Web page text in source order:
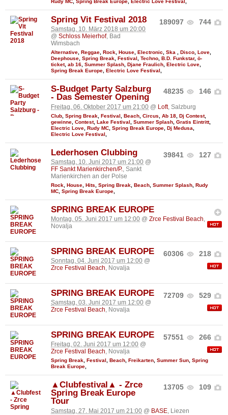
Rudy MC Spring Break Europe Electric Love Festival
189097 744
Spring Vit Festival 2018
Samstag, 10. März 2018 um 20:00
@ Schloss Meierhof, Bad
Wimsbach
Alternative Reggae Rock House Electronic Ska Disco Love
Deephouse Spring Break Festival Techno B.D. Funkstar, ö-
ticket, ab 16 Summer Splash Djane Fraulich Electric Love
Spring Break Europe Electric Love Festival
48235 146
S-Budget Party Salzburg
- Das Semester Opening
Freitag, 06. Oktober 2017 um 21:00 @ Loft, Salzburg
Club Spring Break Festival Beach Circus Ab 18 Dj Contest,
gewinne Contest, Lake Festival Summer Splash Gratis Eintritt,
Electric Love Rudy MC Spring Break Europe Dj Medusa
Electric Love Festival
39841 127
Lederhosen Clubbing
Samstag, 10. Juni 2017 um 21:00 @
FF Sankt Marienkirchen/P., Sankt
Marienkirchen an der Polse
Rock House Hits Spring Break Beach Summer Splash Rudy
MC Spring Break Europe
SPRING BREAK EUROPE
Montag, 05. Juni 2017 um 12:00 @ Zrce Festival Beach,
Novalja
60306 218
SPRING BREAK EUROPE
Sonntag, 04. Juni 2017 um 12:00 @
Zrce Festival Beach, Novalja
72709 529
SPRING BREAK EUROPE
Samstag, 03. Juni 2017 um 12:00 @
Zrce Festival Beach, Novalja
57551 266
SPRING BREAK EUROPE
Freitag, 02. Juni 2017 um 12:00 @
Zrce Festival Beach, Novalja
Spring Break, Festival, Beach, Freikarten, Summer Sun, Spring
Break Europe,
13705 109
▲Clubfestival▲ - Zrce
Spring Break Europe
Tour
Samstag, 27. Mai 2017 um 21:00 @ BASE , Liezen